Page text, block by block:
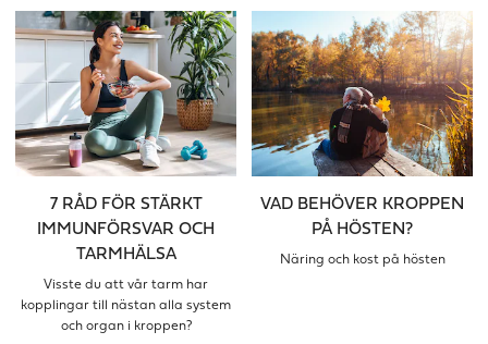
tillbaka bit för bit och faktiskt
stannar hos dig.
7 RÅD FÖR STÄRKT
IMMUNFÖRSVAR OCH
TARMHÄLSA
Visste du att vår tarm har
kopplingar till nästan alla system
och organ i kroppen?
VAD BEHÖVER KROPPEN
PÅ HÖSTEN?
Näring och kost på hösten